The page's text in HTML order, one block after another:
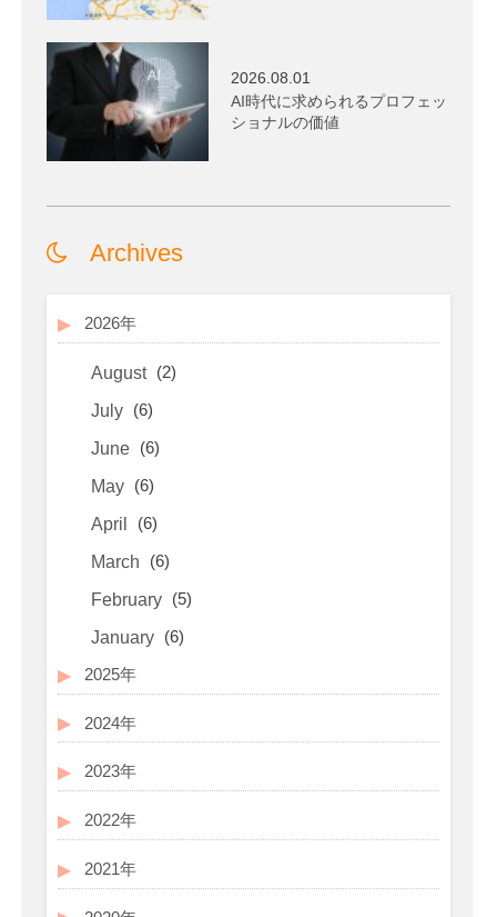
2026.08.01
AI時代に求められるプロフェッ
ショナルの価値
Archives
2026年
August (2)
July (6)
June (6)
May (6)
April (6)
March (6)
February (5)
January (6)
2025年
2024年
2023年
2022年
2021年